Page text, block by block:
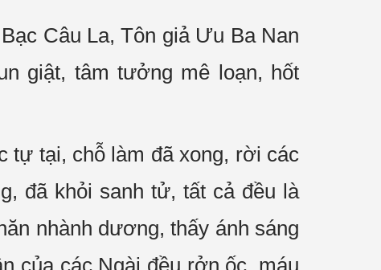
Câu La, Tôn giả Ưu Ba Nan
giật, tâm tưởng mê loạn, hốt
tự tại, chỗ làm đã xong, rời các
đã khỏi sanh tử, tất cả đều là
nhành dương, thấy ánh sáng
của các Ngài đều rởn ốc, máu